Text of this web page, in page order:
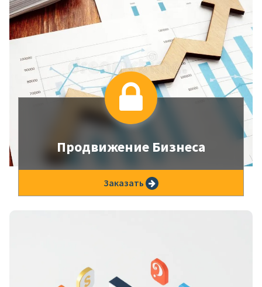
Продвижение Бизнеса
Индивидуальная стратегия продвижения и
обучения для вашего бизнеса
Заказать